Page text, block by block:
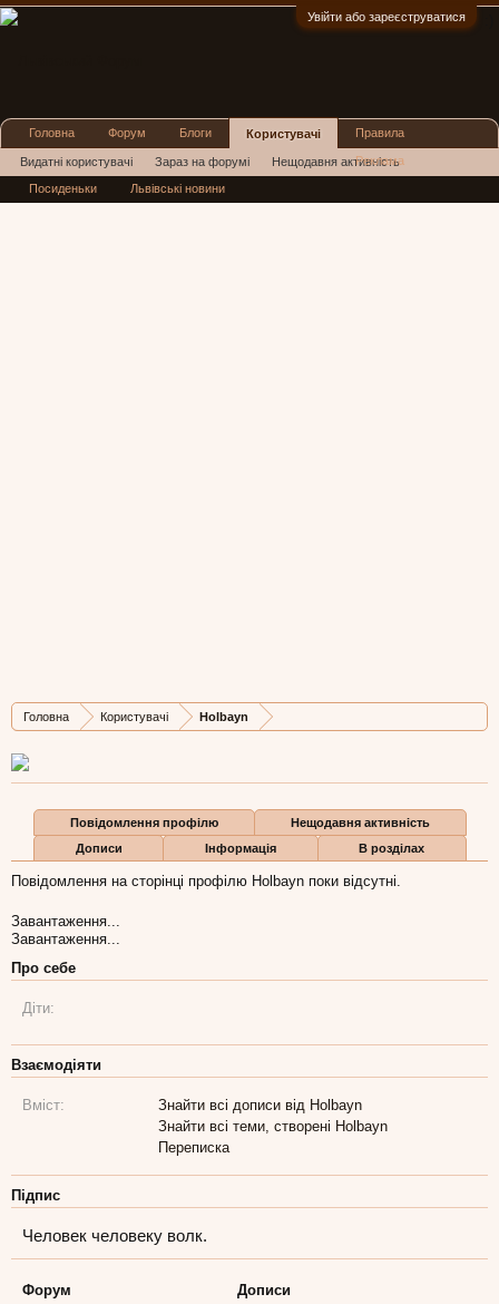
Увійти або зареєструватися
Головна Користувачі Holbayn
Дописів
52
Карма Бали
0
Повідомлення профілю
Нещодавня активність
Дописи
Інформація В розділах
Повідомлення на сторінці профілю Holbayn поки відсутні.
Завантаження...
Завантаження...
Про себе
Діти:
Взаємодіяти
Вміст:
Знайти всі дописи від Holbayn
Знайти всі теми, створені Holbayn
Переписка
Підпис
Человек человеку волк.
Форум
Дописи
Головна Форум Блоги Користувачі
Видатні користувачі Зараз на форумі Нещодавня активність
Нові повідомлення профілю
Правила
Реклама
Посиденьки Львівські новини